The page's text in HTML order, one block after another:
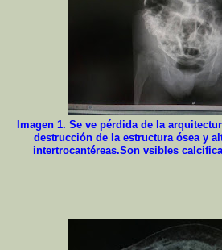
Imagen 1. Se ve pérdida de la
destrucción de la estructura ósea y
intertrocantéreas.Son vsibles